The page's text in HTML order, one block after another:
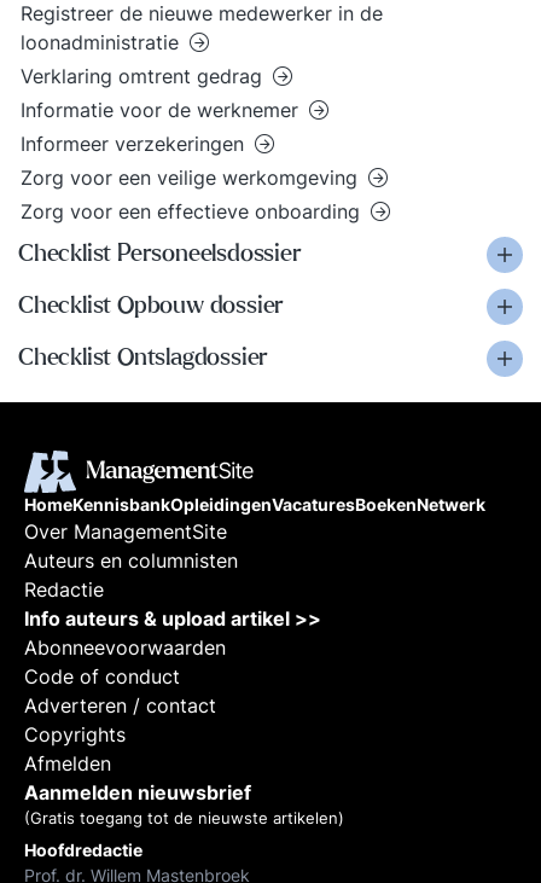
Registreer de nieuwe medewerker in de
loonadministratie
Verklaring omtrent gedrag
Informatie voor de werknemer
Informeer verzekeringen
Zorg voor een veilige werkomgeving
Zorg voor een effectieve onboarding
Checklist Personeelsdossier
Checklist Opbouw dossier
Checklist Ontslagdossier
HomeKennisbankOpleidingenVacaturesBoekenNetwerk
Over ManagementSite
Auteurs en columnisten
Redactie
Info auteurs & upload artikel >>
Abonneevoorwaarden
Code of conduct
Adverteren / contact
Copyrights
Afmelden
Aanmelden nieuwsbrief
(Gratis toegang tot de nieuwste artikelen)
Hoofdredactie
Prof. dr. Willem Mastenbroek